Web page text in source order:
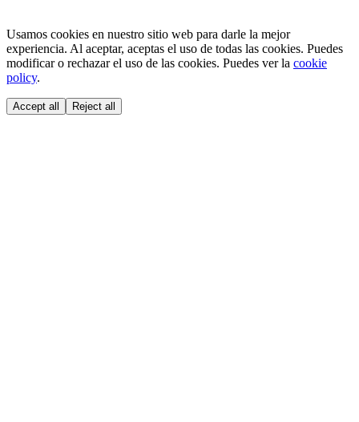
Usamos cookies en nuestro sitio web para darle la mejor
experiencia. Al aceptar, aceptas el uso de todas las cookies. Puedes
modificar o rechazar el uso de las cookies. Puedes ver la cookie
policy.
Accept all Reject all